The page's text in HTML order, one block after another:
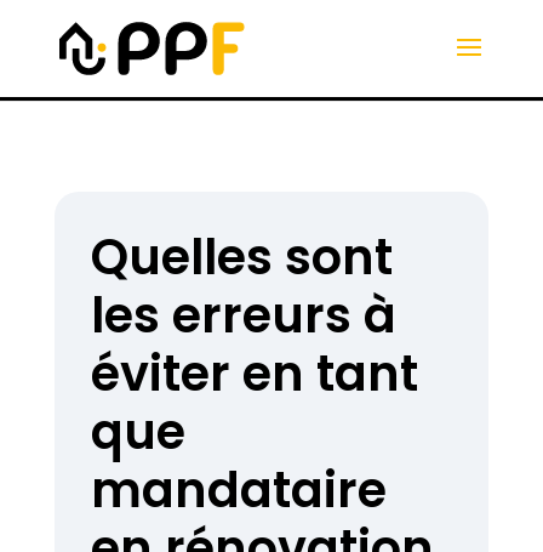
Quelles sont
les erreurs à
éviter en tant
que
mandataire